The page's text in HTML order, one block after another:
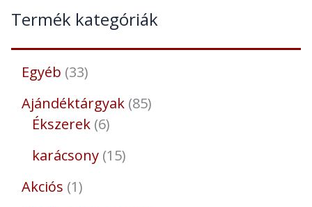
Termék kategóriák
Egyéb 33
Ajándéktárgyak 85
Ékszerek 6
karácsony 15
Akciós 1